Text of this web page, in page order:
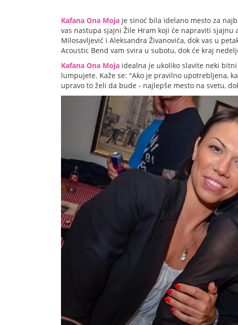
Kafana Ona Moja je sinoć bila idelano mesto za
vas nastupa sjajni Žile Hram koji će napraviti
Milosavljević i Aleksandra Živanovića, dok vas u
Acoustic Bend vam svira u subotu, dok će kraj
Kafana Ona Moja idealna je ukoliko slavite neki
lumpujete. Kaže se: "Ako je pravilno upotrebljena,
upravo to želi da bude - najlepše mesto na svetu,